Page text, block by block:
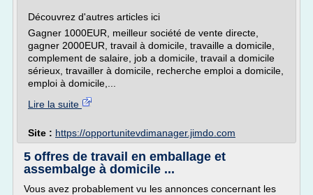
Découvrez d'autres articles ici
Gagner 1000EUR, meilleur société de vente directe,
gagner 2000EUR, travail à domicile, travaille a domicile,
complement de salaire, job a domicile, travail a domicile
sérieux, travailler à domicile, recherche emploi a domicile,
emploi à domicile,...
Lire la suite
Site : https://opportunitevdimanager.jimdo.com
5 offres de travail en emballage et
assembalge à domicile ...
Vous avez probablement vu les annonces concernant les